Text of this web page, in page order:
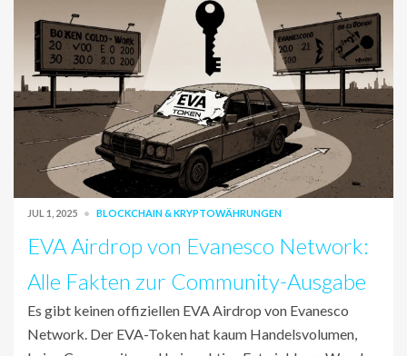
JUL 1, 2025 BLOCKCHAIN & KRYPTOWÄHRUNGEN
EVA Airdrop von Evanesco Network:
Alle Fakten zur Community-Ausgabe
Es gibt keinen offiziellen EVA Airdrop von Evanesco
Network. Der EVA-Token hat kaum Handelsvolumen,